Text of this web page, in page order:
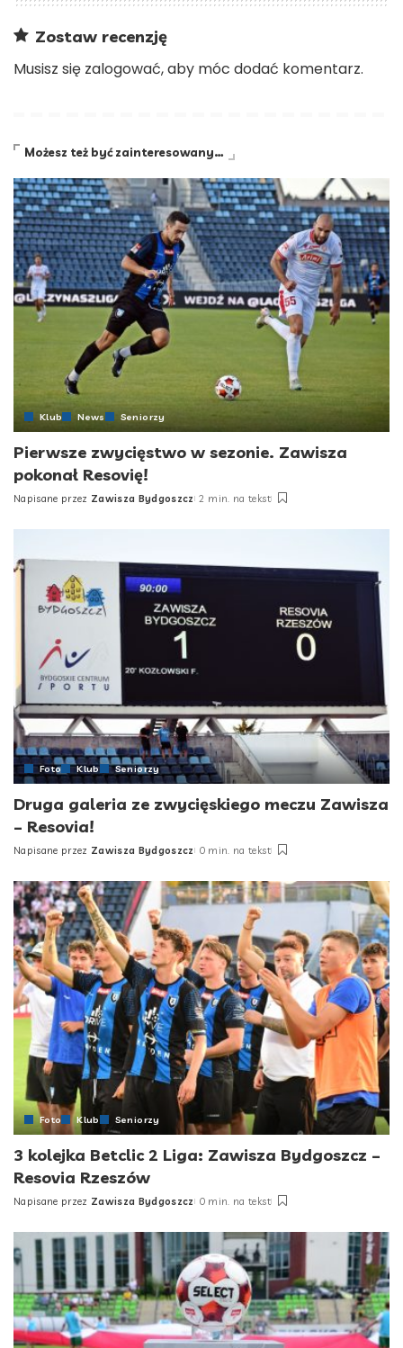
Zostaw recenzję
Musisz się zalogować, aby móc dodać komentarz.
Możesz też być zainteresowany…
Klub News Seniorzy
Pierwsze zwycięstwo w sezonie. Zawisza
pokonał Resovię!
Posted
Napisane przez Zawisza Bydgoszcz 2 min. na tekst
Foto Klub Seniorzy
Druga galeria ze zwycięskiego meczu Zawisza
– Resovia!
Posted
Napisane przez Zawisza Bydgoszcz 0 min. na tekst
Foto Klub Seniorzy
3 kolejka Betclic 2 Liga: Zawisza Bydgoszcz –
Resovia Rzeszów
Posted
Napisane przez Zawisza Bydgoszcz 0 min. na tekst